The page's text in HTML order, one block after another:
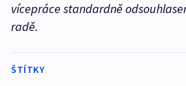
vícepráce standardně
radě.
ŠTÍTKY